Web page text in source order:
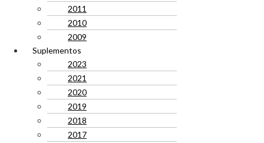
2011
2010
2009
Suplementos
2023
2021
2020
2019
2018
2017